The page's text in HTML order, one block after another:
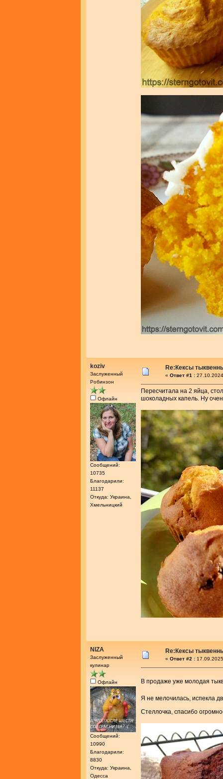
koziv
Заслуженный
Робинзон
Офлайн
Сообщений:
10735
Благодарили:
11137
Откуда: Украина,
Хмельницкий
Re:Кексы
« Ответ #1 :
Пересчитала на 2 яйца,
шоколадных капель. Ну
NIZA
Заслуженный
кулинар
Офлайн
Сообщений:
10990
Благодарили:
8830
Откуда: Украина,
Одесса
Re:Кексы
« Ответ #2 :
В продаже уже молодая
Я не мелочилась, испекла
Стеллочка, спасибо